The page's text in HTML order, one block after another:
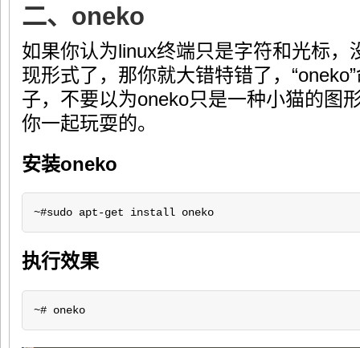
二、oneko
如果你认为linux终端只是字符和光标，
现形式了，那你就大错特错了，
子，不要以为oneko只是一种小猫的图
你一起玩耍的。
安装oneko
~#sudo apt-get install oneko
执行效果
~# oneko